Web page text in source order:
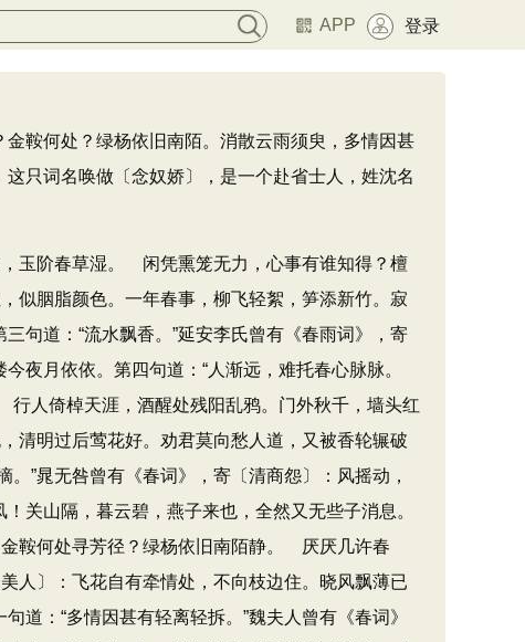
APP 登录
鞍何处？绿杨依旧南陌。消散云雨须臾，多情因甚
只词名唤做〔念奴娇〕，是一个赴省士人，姓沈名
玉阶春草湿。 闲凭熏笼无力，心事有谁知得？檀
似胭脂颜色。一年春事，柳飞轻絮，笋添新竹。寂
句道：​“流水飘香。​”延安李氏曾有《春雨词》​，寄
夜月依依。第四句道：​“人渐远，难托春心脉脉。​
人倚棹天涯，酒醒处残阳乱鸦。门外秋千，墙头红
清明过后莺花好。劝君莫向愁人道，又被香轮辗破
​”晁无咎曾有《春词》​，寄〔清商怨〕：风摇动，
关山隔，暮云碧，燕子来也，全然又无些子消息。
鞍何处寻芳径？绿杨依旧南陌静。 厌厌几许春
人〕：飞花自有牵情处，不向枝边住。晓风飘薄已
：​“多情因甚有轻离轻拆。​”魏夫人曾有《春词》​